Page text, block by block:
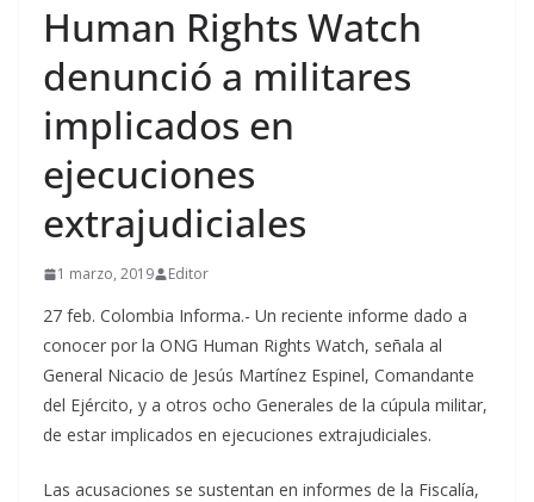
Human Rights Watch
denunció a militares
implicados en
ejecuciones
extrajudiciales
1 marzo, 2019 Editor
27 feb. Colombia Informa.- Un reciente informe dado a
conocer por la ONG Human Rights Watch, señala al
General Nicacio de Jesús Martínez Espinel, Comandante
del Ejército, y a otros ocho Generales de la cúpula militar,
de estar implicados en ejecuciones extrajudiciales.
Las acusaciones se sustentan en informes de la Fiscalía,